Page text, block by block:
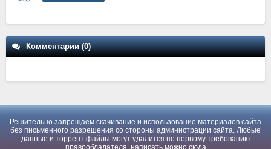
Комментарии (0)
Решительно запрещаем скачивание и использование материалов сайта
без письменного разрешения со стороны администрации сайта. Любые
данные и торрент файлы могут удалится по первому требованию